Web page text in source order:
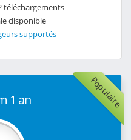
téléchargements
disponible
supportés
Populaire
1 an